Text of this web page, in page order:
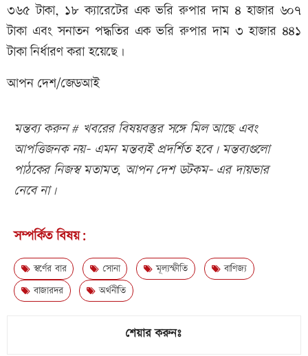
৩৬৫ টাকা, ১৮ ক্যারেটের এক ভরি রুপার দাম ৪ হাজার ৬০৭
টাকা এবং সনাতন পদ্ধতির এক ভরি রুপার দাম ৩ হাজার ৪৪১
টাকা নির্ধারণ করা হয়েছে।
আপন দেশ/জেডআই
মন্তব্য করুন # খবরের বিষয়বস্তুর সঙ্গে মিল আছে এবং
আপত্তিজনক নয়- এমন মন্তব্যই প্রদর্শিত হবে। মন্তব্যগুলো
পাঠকের নিজস্ব মতামত, আপন দেশ ডটকম- এর দায়ভার
নেবে না।
সম্পর্কিত বিষয়:
স্বর্ণের বার সোনা মূল্যস্ফীতি
বাণিজ্য
বাজারদর
অর্থনীতি
শেয়ার করুনঃ